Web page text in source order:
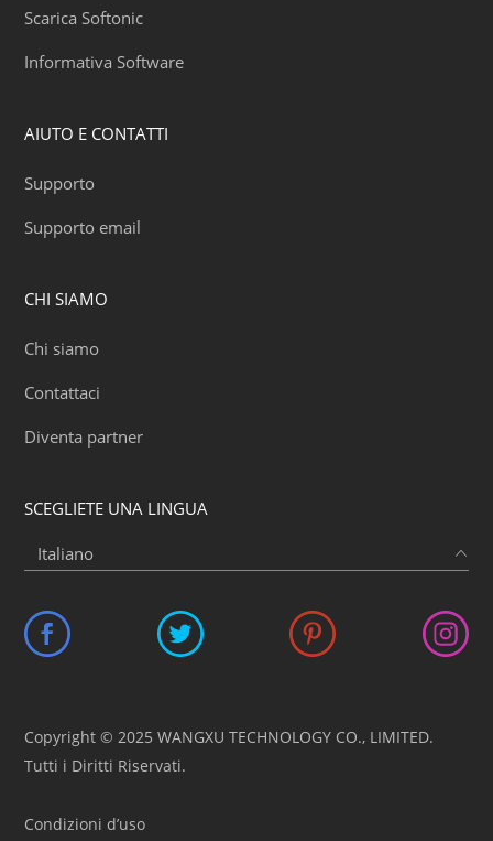
Scarica Softonic
Informativa Software
AIUTO E CONTATTI
Supporto
Supporto email
CHI SIAMO
Chi siamo
Contattaci
Diventa partner
SCEGLIETE UNA LINGUA
Copyright © 2025 WANGXU TECHNOLOGY CO., LIMITED.
Tutti i Diritti Riservati.
Condizioni d’uso